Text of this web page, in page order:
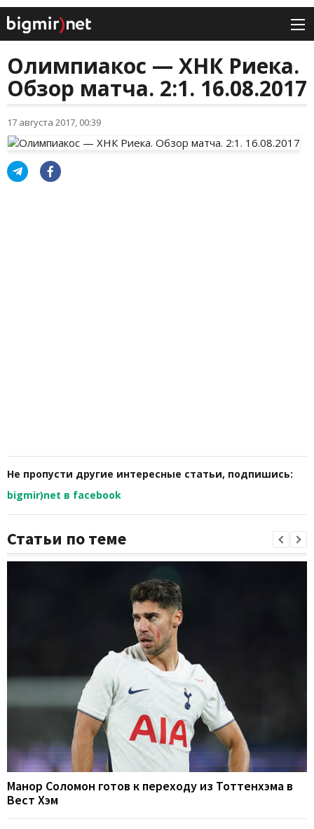
Олимпиакос — ХНК Риека.
Обзор матча. 2:1. 16.08.2017
17 августа 2017, 00:39
Не пропусти другие интересные статьи, подпишись:
bigmir)net в facebook
Статьи по теме
Манор Соломон готов к переходу из Тоттенхэма в
Вест Хэм